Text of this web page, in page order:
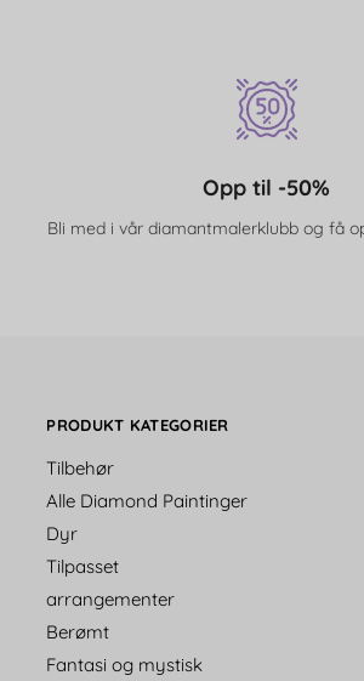
Opp til -50%
Bli med i vår diamantmalerklubb og få
PRODUKT KATEGORIER
Tilbehør
Alle Diamond Paintinger
Dyr
Tilpasset
arrangementer
Berømt
Fantasi og mystisk